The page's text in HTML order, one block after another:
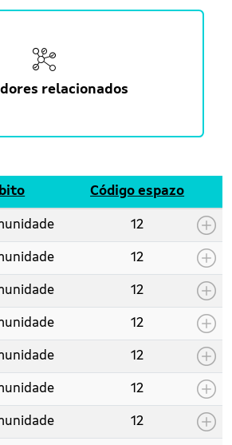
relacionados
de maneira ascedente
Código espazo
12
12
12
12
12
12
12